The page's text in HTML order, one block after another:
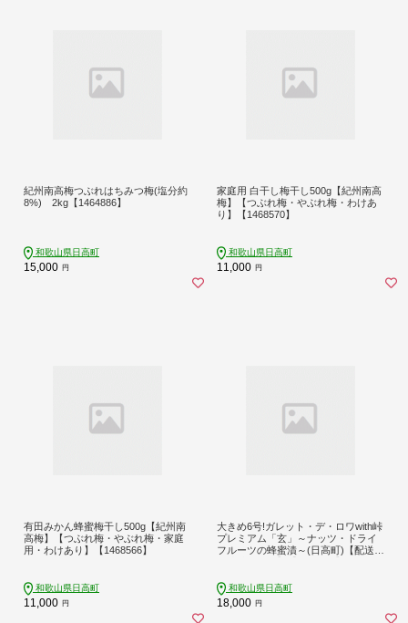
紀州南高梅つぶれはちみつ梅(塩分約
8%) 2kg【1464886】
和歌山県日高町
15,000 円
家庭用 白干し梅干し500g【紀州南高
梅】【つぶれ梅・やぶれ梅・わけあ
り】【1468570】
和歌山県日高町
11,000 円
有田みかん蜂蜜梅干し500g【紀州南
高梅】【つぶれ梅・やぶれ梅・家庭
用・わけあり】【1468566】
和歌山県日高町
11,000 円
大きめ6号!ガレット・デ・ロワwith峠
プレミアム「玄」～ナッツ・ドライ
フルーツの蜂蜜漬～(日高町)【配送不
和歌山県日高町
18,000 円